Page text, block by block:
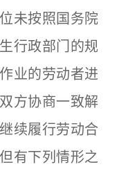
未按照国务院
行政部门的规
业的劳动者进
方协商一致解
续履行劳动合
有下列情形之